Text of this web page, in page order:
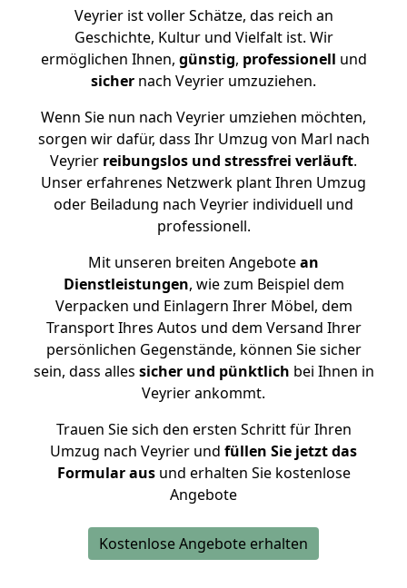
Veyrier ist voller Schätze, das reich an
Geschichte, Kultur und Vielfalt ist. Wir
ermöglichen Ihnen, günstig, professionell und
sicher nach Veyrier umzuziehen.
Wenn Sie nun nach Veyrier umziehen möchten,
sorgen wir dafür, dass Ihr Umzug von Marl nach
Veyrier reibungslos und stressfrei verläuft.
Unser erfahrenes Netzwerk plant Ihren Umzug
oder Beiladung nach Veyrier individuell und
professionell.
Mit unseren breiten Angebotean
Dienstleistungen, wie zum Beispiel dem
Verpacken und Einlagern Ihrer Möbel, dem
Transport Ihres Autos und dem Versand Ihrer
persönlichen Gegenstände, können Sie sicher
sein, dass alles sicher und pünktlich bei Ihnen in
Veyrier ankommt.
Trauen Sie sich den ersten Schritt für Ihren
Umzug nach Veyrier und füllen Sie jetzt das
Formular ausund erhalten Sie kostenlose
Angebote
Kostenlose Angebote erhalten